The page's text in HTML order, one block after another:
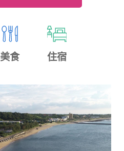
美食 住宿